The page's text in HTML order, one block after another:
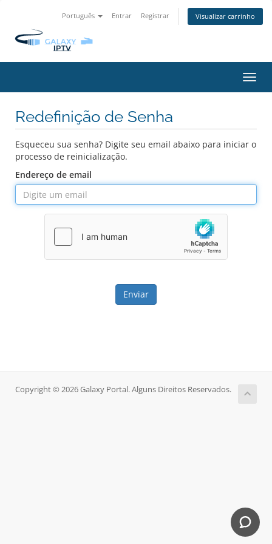
Português Entrar Registrar Visualizar carrinho
Redefinição de Senha
Esqueceu sua senha? Digite seu email abaixo para iniciar o
processo de reinicialização.
Endereço de email
Enviar
Copyright © 2026 Galaxy Portal. Alguns Direitos Reservados.